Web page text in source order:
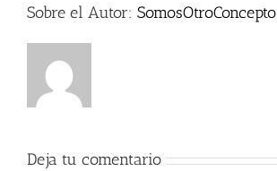
Sobre el Autor: SomosOtroConcepto
Deja tu comentario